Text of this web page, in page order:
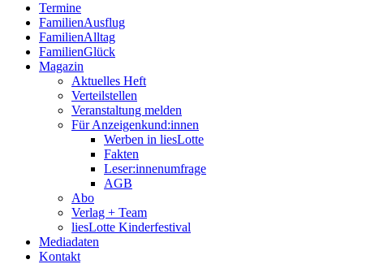
Termine
FamilienAusflug
FamilienAlltag
FamilienGlück
Magazin
Aktuelles Heft
Verteilstellen
Veranstaltung melden
Für Anzeigenkund:innen
Werben in liesLotte
Fakten
Leser:innenumfrage
AGB
Abo
Verlag + Team
liesLotte Kinderfestival
Mediadaten
Kontakt